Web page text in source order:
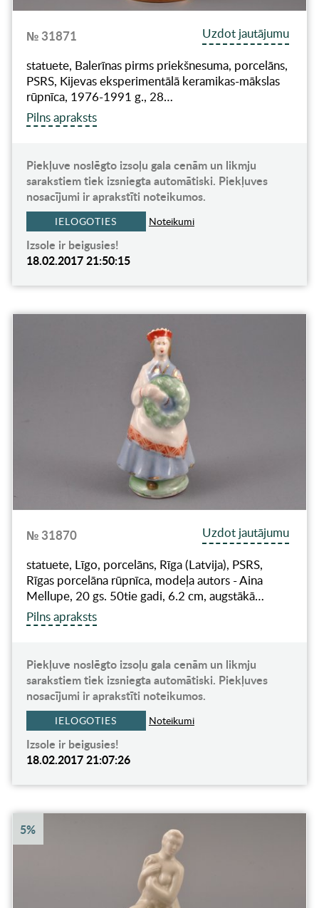
№ 31871
Uzdot jautājumu
statuete, Balerīnas pirms priekšnesuma, porcelāns,
PSRS, Kijevas eksperimentālā keramikas-mākslas
rūpnīca, 1976-1991 g., 28…
Pilns apraksts
Piekļuve noslēgto izsoļu gala cenām un likmju
sarakstiem tiek izsniegta automātiski. Piekļuves
nosacījumi ir aprakstīti noteikumos.
IELOGOTIES Noteikumi
Izsole ir beigusies!
18.02.2017 21:50:15
№ 31870
Uzdot jautājumu
statuete, Līgo, porcelāns, Rīga (Latvija), PSRS,
Rīgas porcelāna rūpnīca, modeļa autors - Aina
Mellupe, 20 gs. 50tie gadi, 6.2 cm, augstākā…
Pilns apraksts
Piekļuve noslēgto izsoļu gala cenām un likmju
sarakstiem tiek izsniegta automātiski. Piekļuves
nosacījumi ir aprakstīti noteikumos.
IELOGOTIES Noteikumi
Izsole ir beigusies!
18.02.2017 21:07:26
5%